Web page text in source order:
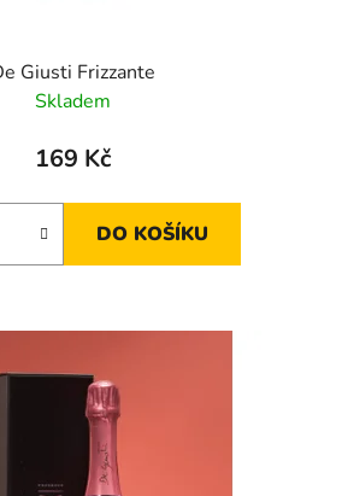
Giusti Frizzante
Skladem
169 Kč
DO KOŠÍKU